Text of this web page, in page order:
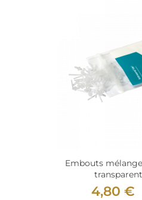
Embouts
4,80 €